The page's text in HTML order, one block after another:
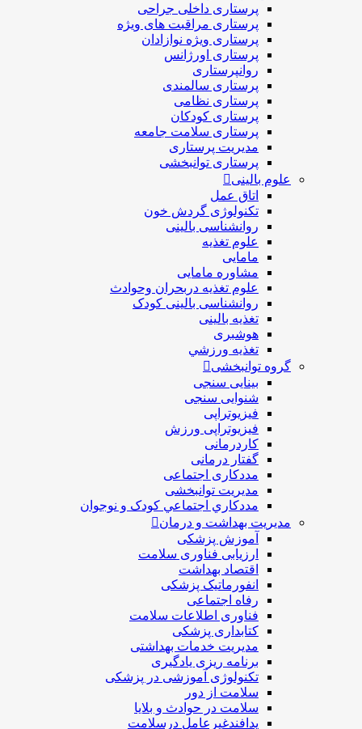
پرستاری داخلی جراحی
پرستاری مراقبت های ويژه
پرستاری ويژه نوازادان
پرستاری اورژانس
روانپرستاری
پرستاری سالمندی
پرستاری نظامی
پرستاری کودکان
پرستاری سلامت جامعه
مدیریت پرستاری
پرستاری توانبخشی
علوم بالینی
اتاق عمل
تکنولوژی گردش خون
روانشناسی بالینی
علوم تغذیه
مامایی
مشاوره مامایی
علوم تغذیه دربحران وحوادث
روانشناسی بالینی کودک
تغذیه بالینی
هوشبری
تغذيه ورزشي
گروه توانبخشی
بینایی سنجی
شنوایی سنجی
فیزیوتراپی
فیزیوتراپی ورزش
کاردرمانی
گفتار درمانی
مددکاری اجتماعی
مديريت توانبخشی
مددکاري اجتماعي کودک و نوجوان
مدیریت بهداشت و درمان
آموزش پزشکی
ارزیابی فناوری سلامت
اقتصاد بهداشت
انفورماتیک پزشکی
رفاه اجتماعی
فناوری اطلاعات سلامت
کتابداری پزشکی
مديريت خدمات بهداشتی
برنامه ریزی یادگیری
تکنولوژی آموزشی در پزشکی
سلامت از دور
سلامت در حوادث و بلایا
پدافندغیرعامل درسلامت